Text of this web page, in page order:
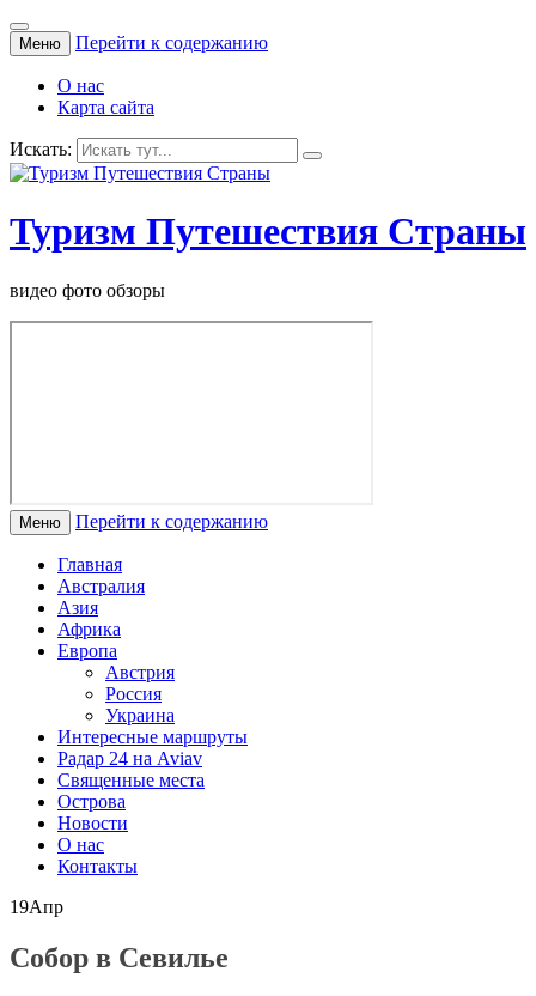
Меню Перейти к содержанию
О нас
Карта сайта
Искать:
Туризм Путешествия Страны
видео фото обзоры
Меню Перейти к содержанию
Главная
Австралия
Азия
Африка
Европа
Австрия
Россия
Украина
Интересные маршруты
Радар 24 на Aviav
Священные места
Острова
Новости
О нас
Контакты
19Апр
Собор в Севилье